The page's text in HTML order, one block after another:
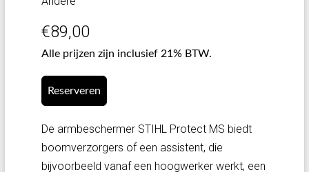
€89,00
Alle prijzen zijn inclusief 21% BTW.
Reserveren
De armbeschermer STIHL Protect MS biedt
boomverzorgers of een assistent, die
bijvoorbeeld vanaf een hoogwerker werkt, een